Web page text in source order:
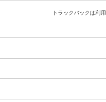
トラックバックは利